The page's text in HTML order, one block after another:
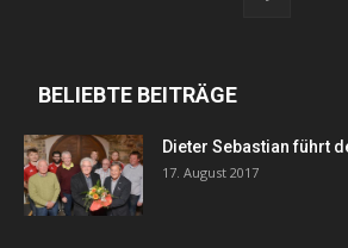
BELIEBTE BEITRÄGE
Dieter Sebastian führt
17. August 2017